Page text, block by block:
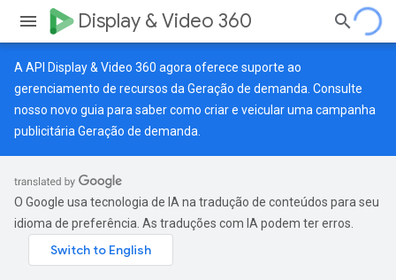
Display & Video 360
A API Display & Video 360 agora oferece suporte ao
gerenciamento de recursos da Geração de demanda. Consulte
nosso novo guia para saber como criar e veicular uma campanha
publicitária Geração de demanda.
O Google usa tecnologia de IA na tradução de conteúdos para seu
idioma de preferência. As traduções com IA podem ter erros.